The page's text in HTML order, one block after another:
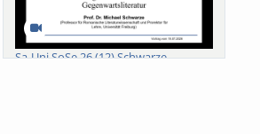
Sa-Uni SoSe 26 (12) Schwarze